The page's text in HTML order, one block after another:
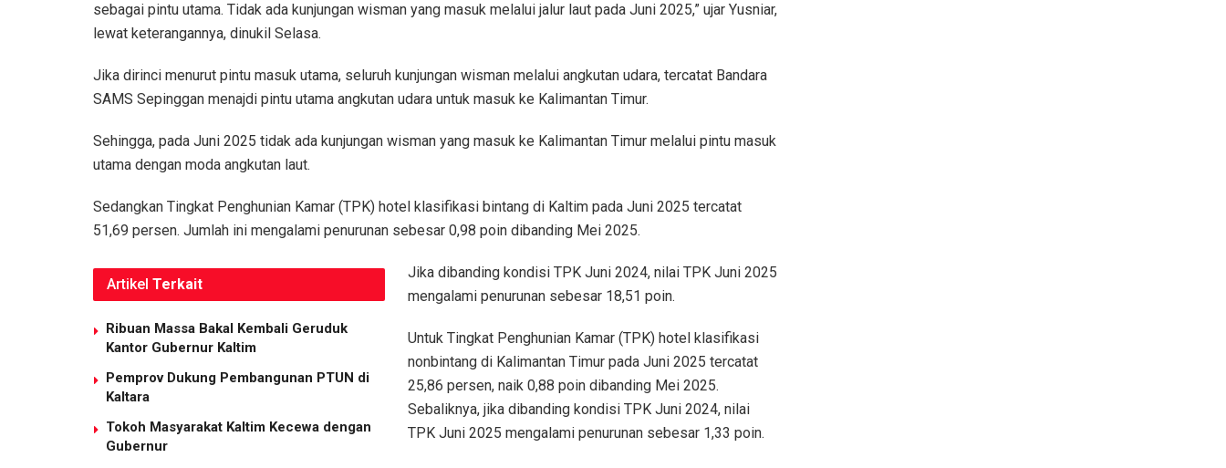
sebagai pintu utama. Tidak ada kunjungan wisman yang masuk melalui jalur laut pada Juni 2025,” ujar Yusniar,
lewat keterangannya, dinukil Selasa.
Jika dirinci menurut pintu masuk utama, seluruh kunjungan wisman melalui angkutan udara, tercatat Bandara
SAMS Sepinggan menajdi pintu utama angkutan udara untuk masuk ke Kalimantan Timur.
Sehingga, pada Juni 2025 tidak ada kunjungan wisman yang masuk ke Kalimantan Timur melalui pintu masuk
utama dengan moda angkutan laut.
Sedangkan Tingkat Penghunian Kamar (TPK) hotel klasifikasi bintang di Kaltim pada Juni 2025 tercatat
51,69 persen. Jumlah ini mengalami penurunan sebesar 0,98 poin dibanding Mei 2025.
Artikel Terkait
Ribuan Massa Bakal Kembali Geruduk
Kantor Gubernur Kaltim
Pemprov Dukung Pembangunan PTUN di
Kaltara
Tokoh Masyarakat Kaltim Kecewa dengan
Gubernur
Jika dibanding kondisi TPK Juni 2024, nilai TPK Juni 2025
mengalami penurunan sebesar 18,51 poin.
Untuk Tingkat Penghunian Kamar (TPK) hotel klasifikasi
nonbintang di Kalimantan Timur pada Juni 2025 tercatat
25,86 persen, naik 0,88 poin dibanding Mei 2025.
Sebaliknya, jika dibanding kondisi TPK Juni 2024, nilai
TPK Juni 2025 mengalami penurunan sebesar 1,33 poin.